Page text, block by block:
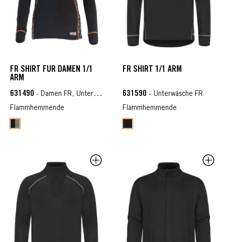
FR SHIRT FÜR DAMEN 1/1
ARM
631490 - Damen FR, Unterwäsche FR
Flammhemmende
FR SHIRT 1/1 ARM
631590 - Unterwäsche FR
Flammhemmende